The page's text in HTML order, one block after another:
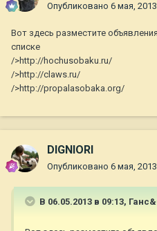
Опубликовано 6 мая, 2013
Вот здесь разместите
списке
/>http://hochusobaku.ru/
/>http://claws.ru/
/>http://propalasobaka.org/
DIGNIORI
Опубликовано 6 мая, 2013
В 06.05.2013 в 09:13,